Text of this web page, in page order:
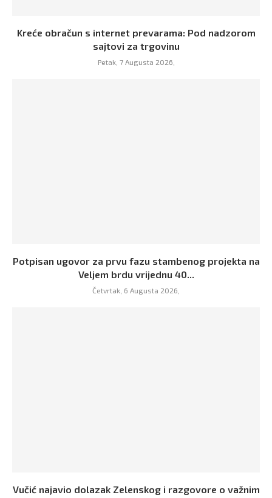
Kreće obračun s internet prevarama: Pod nadzorom
sajtovi za trgovinu
Petak, 7 Augusta 2026,
Potpisan ugovor za prvu fazu stambenog projekta na
Veljem brdu vrijednu 40...
Četvrtak, 6 Augusta 2026,
Vučić najavio dolazak Zelenskog i razgovore o važnim